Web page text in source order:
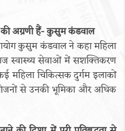
की अग्रणी हैं- कुसुम कंडवाल
कुसुम कंडवाल ने कहा महिला
स्वास्थ्य सेवाओं में सशक्तिकरण
महिला चिकित्सक दुर्गम इलाकों
से उनकी भूमिका और अधिक